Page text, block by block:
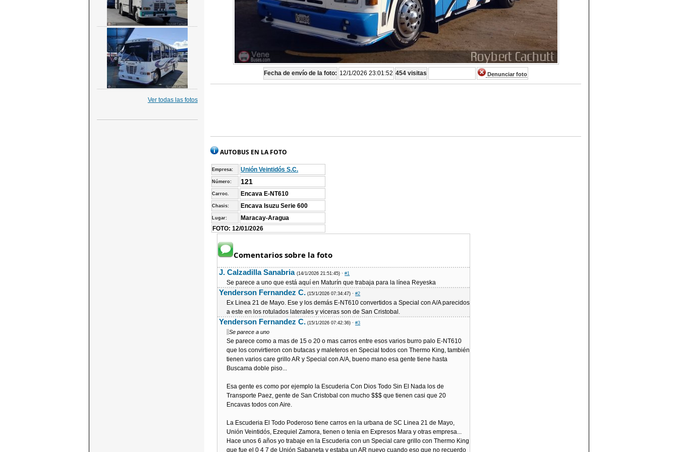
Fecha de envío de la foto: 12/1/2026 23:01:52 454 visitas Denunciar foto
AUTOBUS EN LA FOTO
Empresa: Unión Veintidós S.C.
Número: 121
Carroc. Encava E-NT610
Chasis: Encava Isuzu Serie 600
Lugar:
Maracay-Aragua
FOTO: 12/01/2026
Comentarios sobre la foto
J. Calzadilla Sanabria(14/1/2026 21:51:45) ·#1
Se parece a uno que está aquí en Maturín que trabaja para la línea Reyeska
Yenderson Fernandez C. (15/1/2026 07:34:47) ·#2
Ex Linea 21 de Mayo. Ese y los demás E-NT610 convertidos a Special con A/A parecidos
a este en los rotulados laterales y viceras son de San Cristobal.
Yenderson Fernandez C. (15/1/2026 07:42:36) ·#3
Se parece a uno
Se parece como a mas de 15 o 20 o mas carros entre esos varios burro palo E-NT610
que los convirtieron con butacas y maleteros en Special todos con Thermo King, también
tienen varios care grillo AR y Special con A/A, bueno mano esa gente tiene hasta
Buscama doble piso...
Esa gente es como por ejemplo la Escuderia Con Dios Todo Sin El Nada los de
Transporte Paez, gente de San Cristobal con mucho $$$ que tienen casi que 20
Encavas todos con Aire.
La Escuderia El Todo Poderoso tiene carros en la urbana de SC Linea 21 de Mayo,
Unión Veintidós, Ezequiel Zamora, tienen o tenia en Expresos Mara y otras empresa...
Hace unos 6 años yo trabaje en la Escuderia con un Special care grillo con Thermo King
que fue el 0 4 7 de Unión Sabaneta y estaba un AR nuevo cuando eso que no recuerdo
Ver todas las fotos